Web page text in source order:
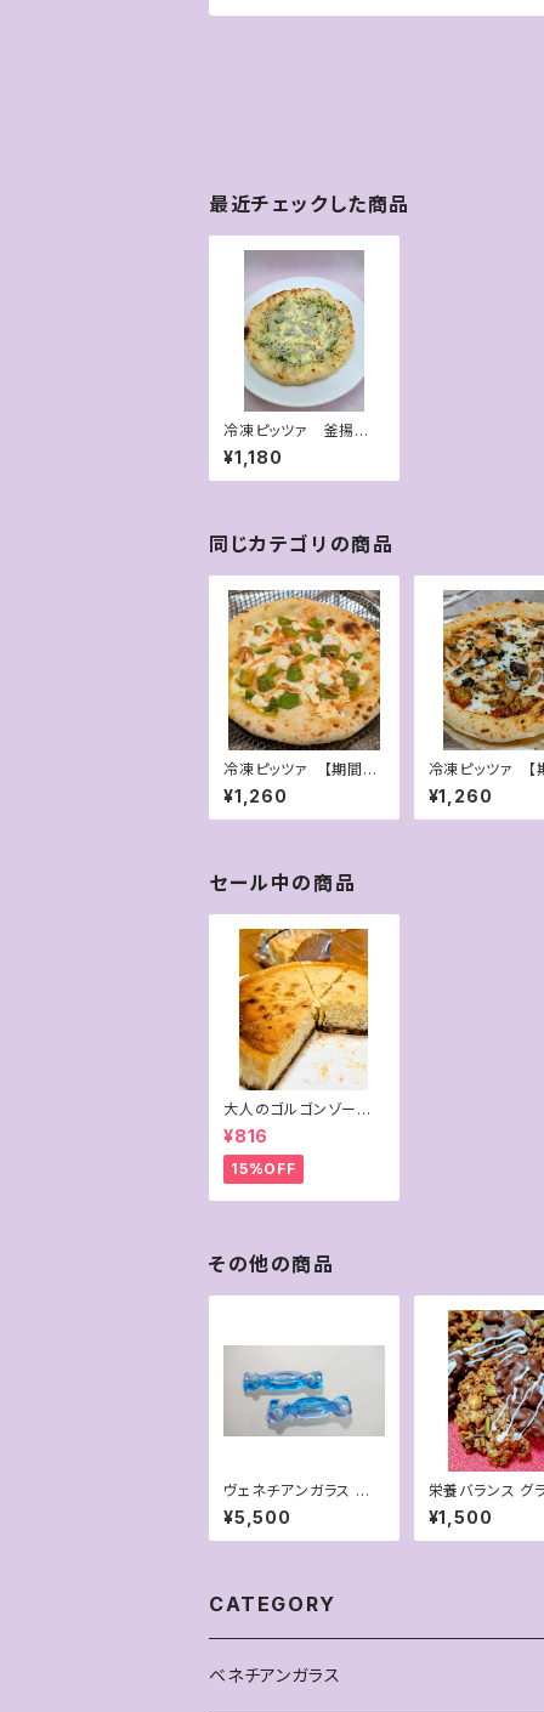
最近チェックした商品
冷凍ピッツァ 釜揚げし
らすとあおさのチーズ
ピッツァ
¥1,180
同じカテゴリの商品
冷凍ピッツァ 【期間限
定】桜エビとアボカドの
チーズピッツァ
¥1,260
冷凍ピッツァ 【
定】自家製スモ
ンと黒あわび茸
ソースピッツァ
¥1,260
セール中の商品
大人のゴルゴンゾーラ
チーズケーキ （２カッ
ト）
¥816
15%OFF
その他の商品
ヴェネチアンガラス 箸
置き(棒ガラス)
¥5,500
栄養バランス グラノーラ
クッキー 【ナッツ
コ】 (６枚
バレンタインバ
¥1,500
CATEGORY
ベネチアンガラス